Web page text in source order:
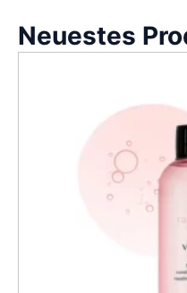
Neuestes